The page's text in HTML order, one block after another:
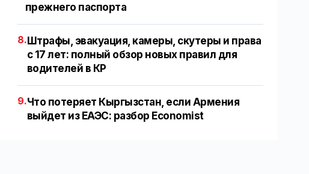
прежнего паспорта
8.Штрафы, эвакуация, камеры, скутеры и права
с 17 лет: полный обзор новых правил для
водителей в КР
9.Что потеряет Кыргызстан, если Армения
выйдет из ЕАЭС: разбор Economist